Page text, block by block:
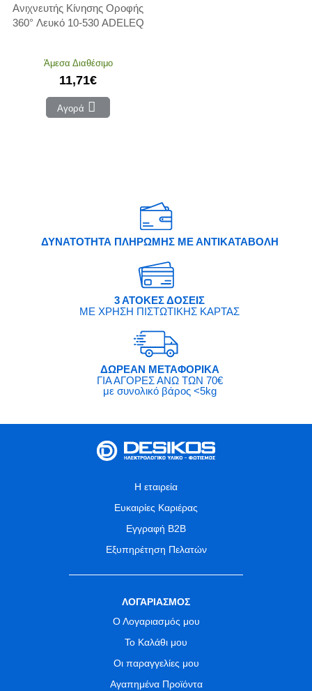
Ανιχνευτής Κίνησης Οροφής
360° Λευκό 10-530 ADELEQ
Άμεσα Διαθέσιμο
11,71€
Αγορά
ΔΥΝΑΤΟΤΗΤΑ ΠΛΗΡΩΜΗΣ ΜΕ ΑΝΤΙΚΑΤΑΒΟΛΗ
3 ΑΤΟΚΕΣ ΔΟΣΕΙΣ
ΜΕ ΧΡΗΣΗ ΠΙΣΤΩΤΙΚΗΣ ΚΑΡΤΑΣ
ΔΩΡΕΑΝ ΜΕΤΑΦΟΡΙΚΑ
ΓΙΑ ΑΓΟΡΕΣ ΑΝΩ ΤΩΝ 70€
με συνολικό βάρος <5kg
Η εταιρεία
Ευκαιρίες Καριέρας
Εγγραφή B2B
Εξυπηρέτηση Πελατών
ΛΟΓΑΡΙΑΣΜΟΣ
Ο Λογαριασμός μου
Το Καλάθι μου
Οι παραγγελίες μου
Αγαπημένα Προϊόντα